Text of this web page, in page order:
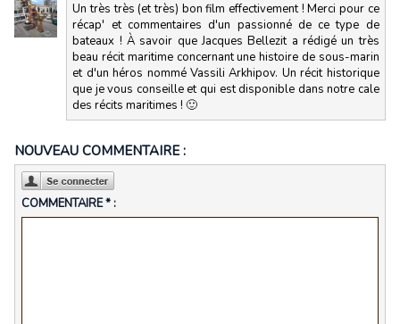
Un très très (et très) bon film effectivement ! Merci pour ce
récap' et commentaires d'un passionné de ce type de
bateaux ! À savoir que Jacques Bellezit a rédigé un très
beau récit maritime concernant une histoire de sous-marin
et d'un héros nommé Vassili Arkhipov. Un récit historique
que je vous conseille et qui est disponible dans notre cale
des récits maritimes ! 🙂
NOUVEAU COMMENTAIRE :
COMMENTAIRE * :